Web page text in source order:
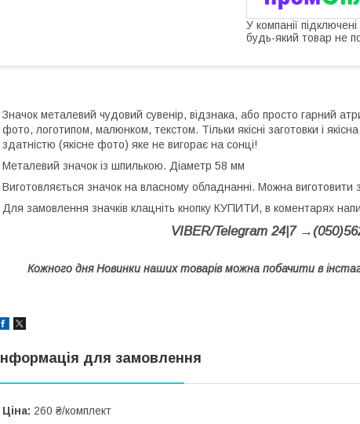
У компанії
будь-який товар не
Значок металевий чудовий сувенір, відзнака, або просто гарний
фото, логотипом, малюнком, текстом. Тільки якісні заготовки і
здатністю (якісне фото) яке не вигорає на сонці!
Металевий значок із шпилькою. Діаметр 58 мм
Виготовляється значок на власному обладнанні. Можна
Для замовлення значків клацніть кнопку КУПИТИ, в коментарях
VIBER/Telegram 24|7
Кожного дня Новинки наших товарів можна побачити в
Інформація для замовлення
Ціна: 260 ₴/комплект